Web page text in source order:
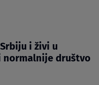
i živi u
društvo